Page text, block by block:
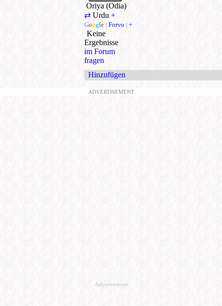
Oriya (Odia)
⇄ Urdu +
Google | Forvo | +
Keine
Ergebnisse
im Forum
fragen
Hinzufügen
ADVERTISEMENT
Advertisement